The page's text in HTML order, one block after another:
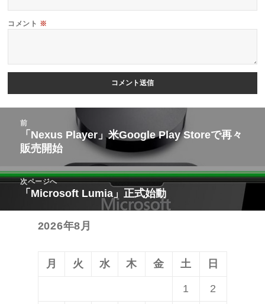
コメント ※
ゲ
前
前
の
投
稿:
「Nexus Player」米Google Play Storeで再々
販売開始
次ページへ
次
の
「Microsoft Lumia」正式始動
2026年8月
月 火 水 木 金 土 日
1 2